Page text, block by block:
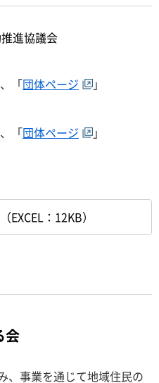
進協議会
「団体ページ
」
「団体ページ
」
EXCEL：12KB）
会
、事業を通じて地域住民の